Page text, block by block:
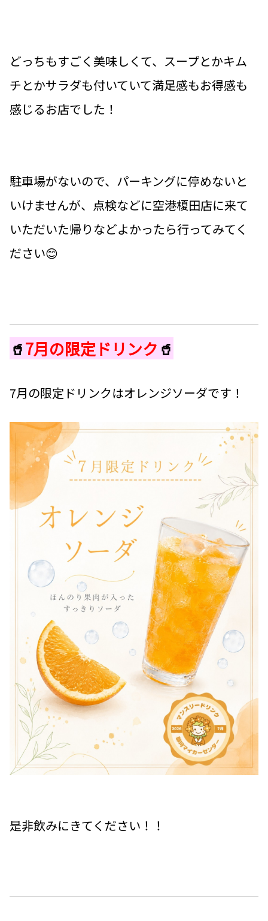
どっちもすごく美味しくて、スープとかキム
チとかサラダも付いていて満足感もお得感も
感じるお店でした！
駐車場がないので、パーキングに停めないと
いけませんが、点検などに空港榎田店に来て
いただいた帰りなどよかったら行ってみてく
ださい😊
🥤7月の限定ドリンク 🥤
7月の限定ドリンクはオレンジソーダです！
是非飲みにきてください！！